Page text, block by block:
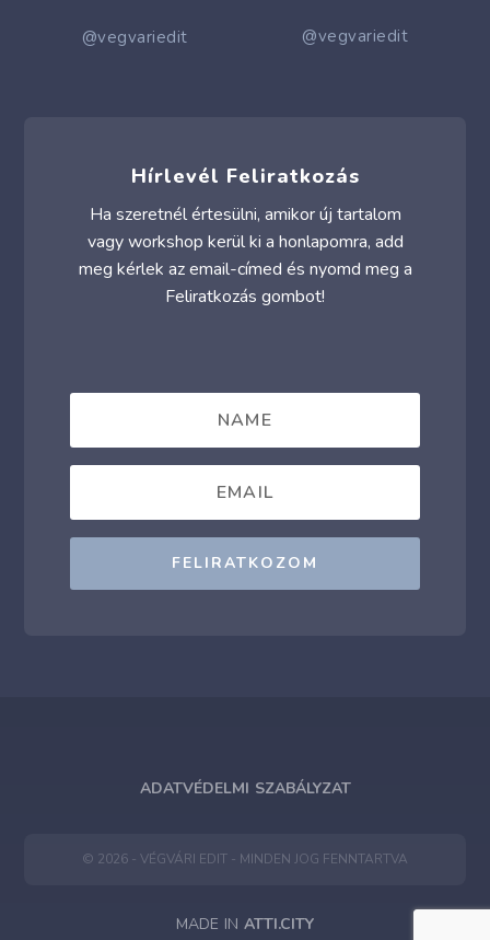
@vegvariedit @vegvariedit
Hírlevél Feliratkozás
Ha szeretnél értesülni, amikor új tartalom
vagy workshop kerül ki a honlapomra, add
meg kérlek az email-címed és nyomd meg a
Feliratkozás gombot!
FELIRATKOZOM
ADATVÉDELMI SZABÁLYZAT
© 2026 - VÉGVÁRI EDIT - MINDEN JOG FENNTARTVA
MADE IN ATTI.CITY